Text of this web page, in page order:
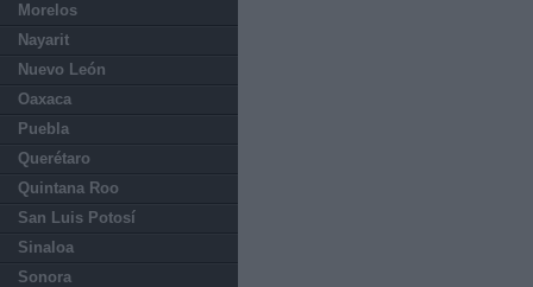
Morelos
Nayarit
Nuevo León
Oaxaca
Puebla
Querétaro
Quintana Roo
San Luis Potosí
Sinaloa
Sonora